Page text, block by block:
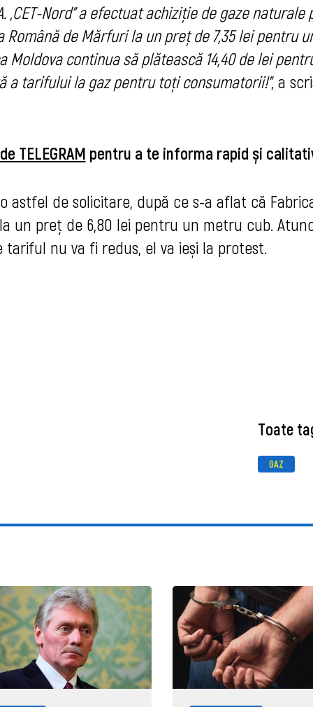
Nord” a efectuat achiziție de gaze naturale
de Mărfuri la un preț de 7,35 lei pentru
continua să plătească 14,40 de lei
a tarifului la gaz pentru toți consumatorii!”, a
TELEGRAM pentru a te informa rapid și
astfel de solicitare, după ce s-a aflat că
un preț de 6,80 lei pentru un metru cub.
nu va fi redus, el va ieși la protest.
Toate
GAZ